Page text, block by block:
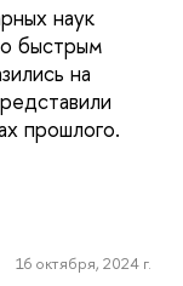
наук
быстрым
на
прошлого.
16 октября, 2024 г.